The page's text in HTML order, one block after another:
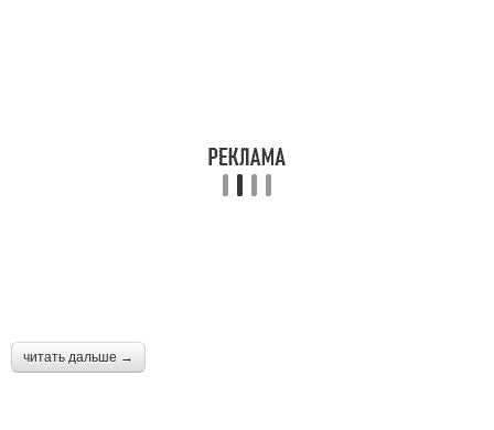
читать дальше →